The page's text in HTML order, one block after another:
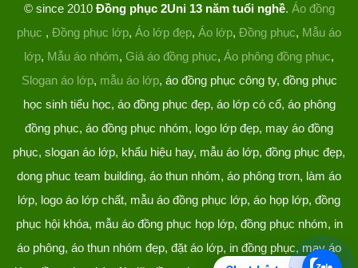
© since 2010 Đồng phục 2Uni 13 năm tuổi nghề. Áo đồng
phục , Đồng phục lớp, Áo lớp đẹp, Áo lớp, Đồng phục, Mẫu áo
lớp, Mẫu áo nhóm, Giá áo đồng phục, Áo phông đồng phục,
Slogan áo lớp, mẫu áo lớp, áo đồng phục công ty, đồng phục
học sinh tiểu học, áo đồng phục đẹp, áo lớp có cổ, áo phông
đồng phục, áo đồng phục nhóm, logo lớp đẹp, may áo đồng
phục, slogan áo lớp, khẩu hiệu hay, mẫu áo lớp, đồng phục đẹp,
dong phuc team building, áo thun nhóm, áo phông trơn, làm áo
lớp, logo áo lớp chất, mẫu áo đồng phục lớp, áo họp lớp, đồng
phục hội khóa, mẫu áo đồng phục họp lớp, đồng phục nhóm, in
áo phông, áo thun nhóm đẹp, đặt áo lớp, in đồng phục, may áo